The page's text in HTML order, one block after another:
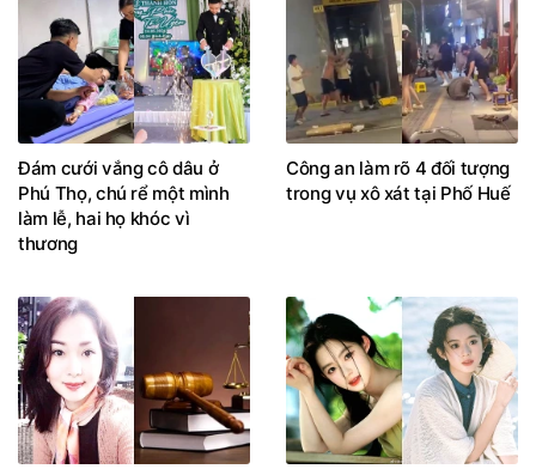
Đám cưới vắng cô dâu ở
Phú Thọ, chú rể một mình
làm lễ, hai họ khóc vì
thương
Công an làm rõ 4 đối tượng
trong vụ xô xát tại Phố Huế